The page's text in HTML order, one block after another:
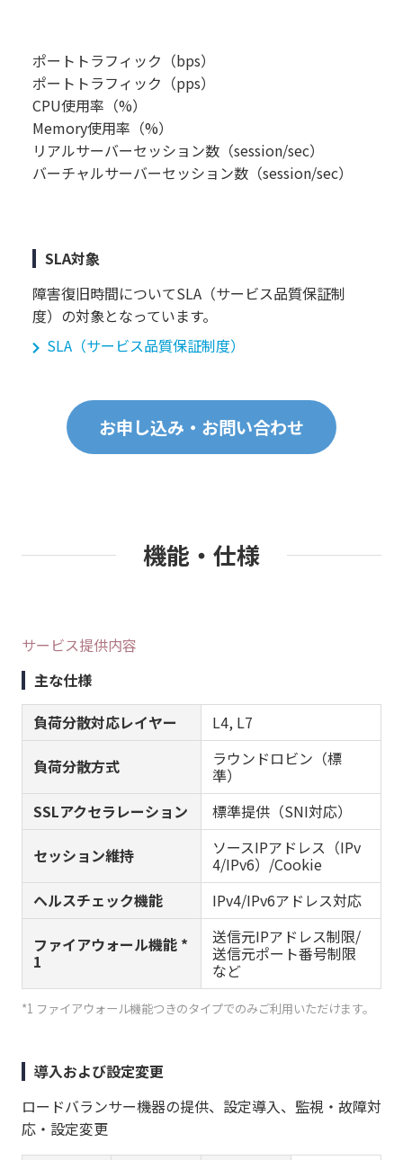
ポートトラフィック（bps）
ポートトラフィック（pps）
CPU使用率（%）
Memory使用率（%）
リアルサーバーセッション数（session/sec）
バーチャルサーバーセッション数（session/sec）
SLA対象
障害復旧時間についてSLA（サービス品質保証制
度）の対象となっています。
SLA（サービス品質保証制度）
お申し込み・お問い合わせ
機能・仕様
サービス提供内容
主な仕様
負荷分散対応レイヤー
L4, L7
負荷分散方式 ラウンドロビン（標
準）
SSLアクセラレーション
標準提供（SNI対応）
セッション維持 ソースIPアドレス（IPv
4/IPv6）/Cookie
ヘルスチェック機能
IPv4/IPv6アドレス対応
ファイアウォール機能 *
1
送信元IPアドレス制限/
送信元ポート番号制限
など
*1 ファイアウォール機能つきのタイプでのみご利用いただけます。
導入および設定変更
ロードバランサー機器の提供、設定導入、監視・故障対
応・設定変更